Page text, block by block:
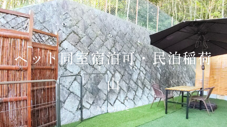
ペット同室宿泊可・民泊稲荷
山
ARCHIVE